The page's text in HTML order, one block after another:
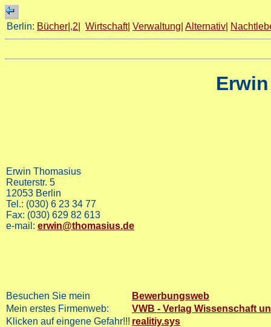
Berlin: Bücher| ,2| Wirtschaft| Verwaltung| Alternativ|
Erwin Thomasius
Reuterstr. 5
12053 Berlin
Tel.: (030) 6 23 34 77
Fax: (030) 629 82 613
e-mail: erwin@thomasius.de
Besuchen Sie mein
Bewerbungsweb
Mein erstes Firmenweb:
VWB - Verlag Wissenschaft
Klicken auf eingene Gefahr!!! realitiy.sys